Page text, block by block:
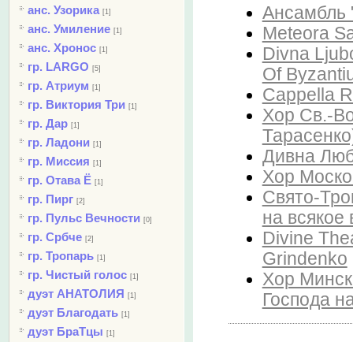
анс. Узорика [1]
анс. Умиление [1]
анс. Хронос [1]
гр. LARGO [5]
гр. Атриум [1]
гр. Виктория Три [1]
гр. Дар [1]
гр. Ладони [1]
гр. Миссия [1]
гр. Отава Ё [1]
гр. Пирг [2]
гр. Пульс Вечности [0]
гр. Србче [2]
гр. Тропарь [1]
гр. Чистый голос [1]
дуэт АНАТОЛИЯ [1]
дуэт Благодать [1]
дуэт БраТцы [1]
Ансамбль
Meteora
Divna
Of
Cappella
Хop Св.-
Дивна
Хор
Свято-
на всякое
Divine
Grindenko
Хор
Господа